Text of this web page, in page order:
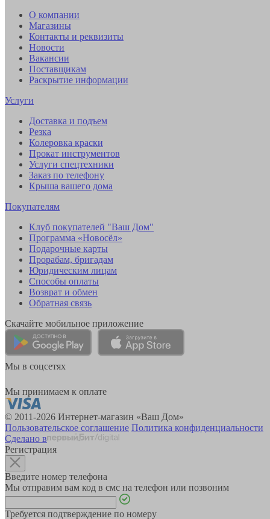
О компании
Магазины
Контакты и реквизиты
Новости
Вакансии
Поставщикам
Раскрытие информации
Услуги
Доставка и подъем
Резка
Колеровка краски
Прокат инструментов
Услуги спецтехники
Заказ по телефону
Крыша вашего дома
Покупателям
Клуб покупателей "Ваш Дом"
Программа «Новосёл»
Подарочные карты
Прорабам, бригадам
Юридическим лицам
Способы оплаты
Возврат и обмен
Обратная связь
Скачайте мобильное приложение
Мы в соцсетях
Мы принимаем к оплате
© 2011-2026 Интернет-магазин «Ваш Дом»
Пользовательское соглашение Политика конфиденциальности
Сделано в
Регистрация
Введите номер телефона
Мы отправим вам код в смс на телефон или позвоним
Требуется подтверждение по номеру